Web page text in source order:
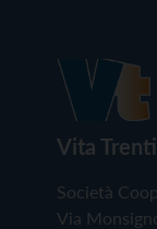
Vita
Società
Via